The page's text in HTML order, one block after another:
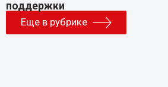
Еще в рубрике